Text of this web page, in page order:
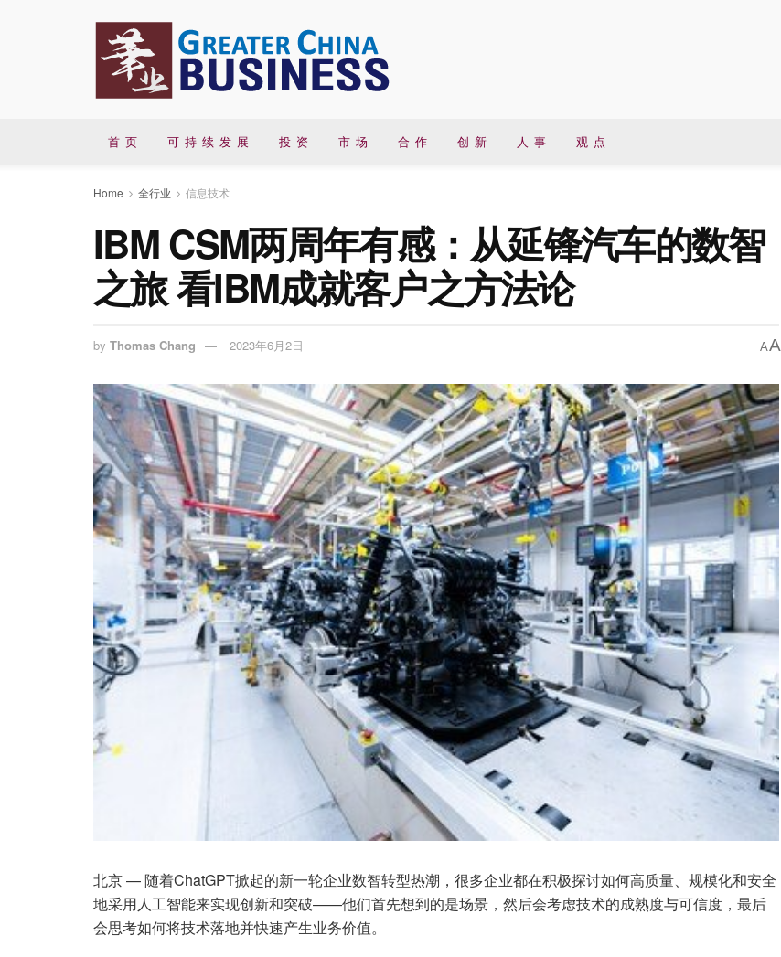
首 页 可 持 续 发 展 投 资 市 场 合 作 创 新 人 事 观 点
Home 全行业 信息技术
IBM CSM两周年有感：从延锋汽车的数智
之旅 看IBM成就客户之方法论
by Thomas Chang 2023年6月2日 AA
北京 — 随着ChatGPT掀起的新一轮企业数智转型热潮，很多企业都在积极探讨如何高质量、规模化和安全
地采用人工智能来实现创新和突破——他们首先想到的是场景，然后会考虑技术的成熟度与可信度，最后
会思考如何将技术落地并快速产生业务价值。